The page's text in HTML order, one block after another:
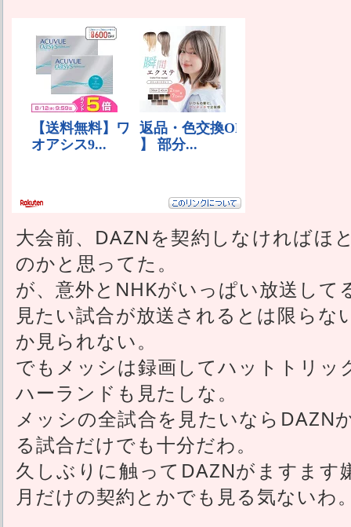
大会前、DAZNを契約しなければほ
のかと思ってた。
が、意外とNHKがいっぱい放送して
見たい試合が放送されるとは限らな
か見られない。
でもメッシは録画してハットトリッ
ハーランドも見たしな。
メッシの全試合を見たいならDAZN
る試合だけでも十分だわ。
久しぶりに触ってDAZNがますま
月だけの契約とかでも見る気ないわ